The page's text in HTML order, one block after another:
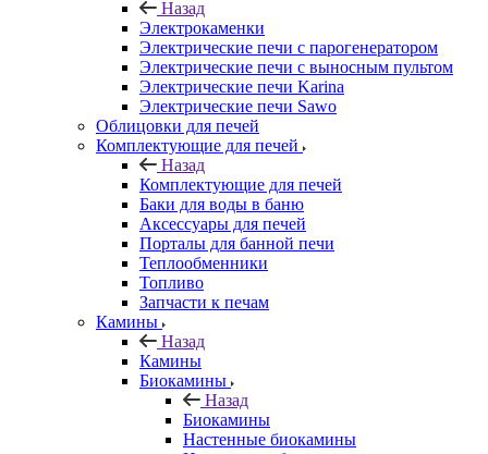
Назад
Электрокаменки
Электрические печи с парогенератором
Электрические печи с выносным пультом
Электрические печи Karina
Электрические печи Sawo
Облицовки для печей
Комплектующие для печей
Назад
Комплектующие для печей
Баки для воды в баню
Аксессуары для печей
Порталы для банной печи
Теплообменники
Топливо
Запчасти к печам
Камины
Назад
Камины
Биокамины
Назад
Биокамины
Настенные биокамины